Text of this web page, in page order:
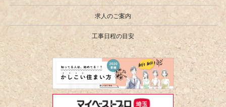
求人のご案内
工事日程の目安